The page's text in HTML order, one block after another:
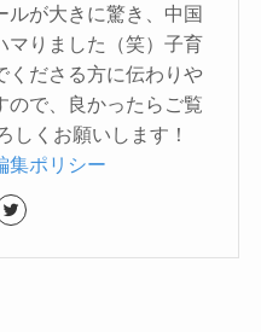
ルが大きに驚き、中国
マりました（笑）子育
くださる方に伝わりや
ので、良かったらご覧
しくお願いします！
集ポリシー